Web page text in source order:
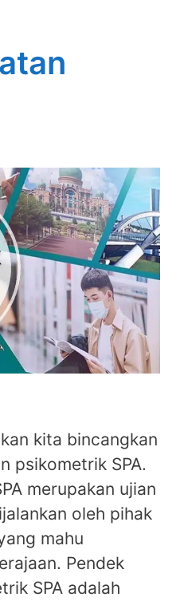
kita bincangkan
psikometrik SPA.
merupakan ujian
oleh pihak
mahu
Pendek
SPA adalah